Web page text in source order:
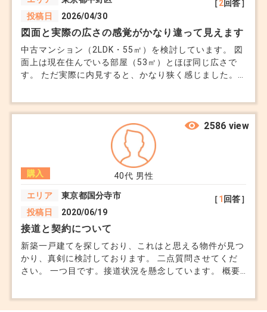
検討しております。
投稿日
2026/04/30
［2回答］
図面と実際の広さの感覚がかなり違って見えます
中古マンション（2LDK・55㎡）を検討しています。 図
面上は現在住んでいる部屋（53㎡）とほぼ同じ広さで
す。 ただ実際に内見すると、かなり狭く感じました。
の問題」と言われましたが、購入後に後悔しないか不安
40代 男性
購入
エリア
東京都国分寺市
投稿日
2020/06/19
［1 回答］
2586 view
接道と契約について
新築一戸建てを探しており、これはと思える物件が見つ
かり、真剣に検討しております。 二点質問させてくだ
さい。 一つ目です。接道状況を懸念しています。 概要
したところ、所有者は東京都で掘削承諾は拒否されるこ